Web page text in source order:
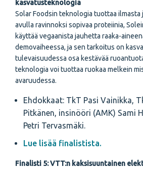
kasvatusteknologia
Solar Foodsin teknologia tuottaa ilmasta
avulla ravinnoksi sopivaa proteiinia,
käyttää vegaanista jauhetta raaka-
demovaiheessa, ja sen tarkoitus on
tulevaisuudessa osa kestävää
teknologia voi tuottaa ruokaa melkein
avaruudessa.
Ehdokkaat: TkT Pasi Vainikka,
Pitkänen, insinööri (AMK) Sami
Petri Tervasmäki.
Lue lisää finalistista.
Finalisti 5: VTT:n kaksisuuntainen